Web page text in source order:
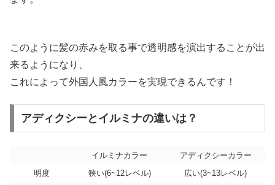
このように髪の赤みを取る事で透明感を演出することが出
来るようになり、
これによって外国人風カラーを実現できるんです！
アディクシーとイルミナの違いは？
イルミナカラー
アディクシーカラー
明度
狭い(6~12レベル)
広い(3~13レベル)